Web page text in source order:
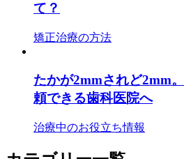
て？
矯正治療の方法
たかが2mmされど2mm
頼できる歯科医院へ
治療中のお役立ち情報